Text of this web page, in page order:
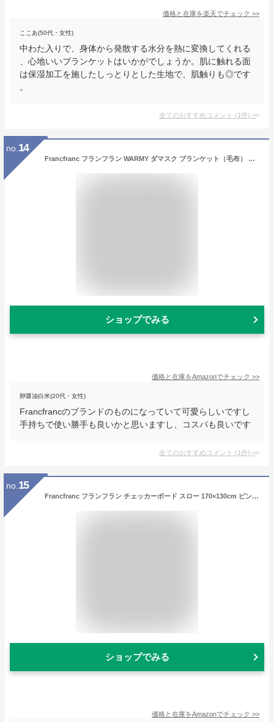
価格と在庫を楽天でチェック >>
ここあ(50代・女性)
中わた入りで、身体から発散する水分を熱に変換してくれる
、心地いいブランケットはいかがでしょうか。肌に触れる面
は保湿加工を施したしっとりとした生地で、肌触りも◎です
。
全てのおすすめコメント (1件) >
no. 14
Francfranc フランフラン WARMY ダマスク ブランケット（毛布） ダブル 180×200cm グレー
ショップでみる
価格と在庫をAmazonでチェック >>
卵醤油白米(20代・女性)
Francfrancのブランドのものになっていて可愛らしいですし
手持ちで使い勝手も良いかと思いますし、コスパも良いです
全てのおすすめコメント (1件) >
no. 15
Francfranc フランフラン チェッカーボード スロー 170×130cm ピンク×オレンジ ブランケット ベッドライナー チェック柄
ショップでみる
価格と在庫をAmazonでチェック >>